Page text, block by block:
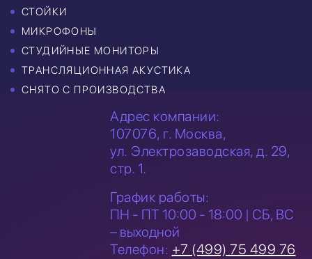
СТОЙКИ
МИКРОФОНЫ
СТУДИЙНЫЕ МОНИТОРЫ
ТРАНСЛЯЦИОННАЯ АКУСТИКА
СНЯТО С ПРОИЗВОДСТВА
Адрес компании:
107076, г. Москва,
ул. Электрозаводская, д. 29,
стр. 1.
График работы:
ПН - ПТ 10:00 - 18:00 | СБ, ВС
– выходной
Телефон: +7 (499) 75 499 76